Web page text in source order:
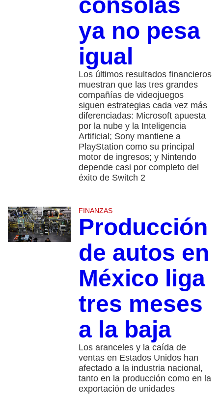
ya no pesa
igual
Los últimos resultados financieros
muestran que las tres grandes
compañías de videojuegos
siguen estrategias cada vez más
diferenciadas: Microsoft apuesta
por la nube y la Inteligencia
Artificial; Sony mantiene a
PlayStation como su principal
motor de ingresos; y Nintendo
depende casi por completo del
éxito de Switch 2
FINANZAS
Producción
de autos en
México liga
tres meses
a la baja
Los aranceles y la caída de
ventas en Estados Unidos han
afectado a la industria nacional,
tanto en la producción como en la
exportación de unidades